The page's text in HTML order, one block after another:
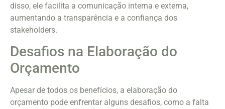
disso, ele facilita a comunicação interna e externa,
aumentando a transparência e a confiança dos
stakeholders.
Desafios na Elaboração do
Orçamento
Apesar de todos os benefícios, a elaboração do
orçamento pode enfrentar alguns desafios, como a falta